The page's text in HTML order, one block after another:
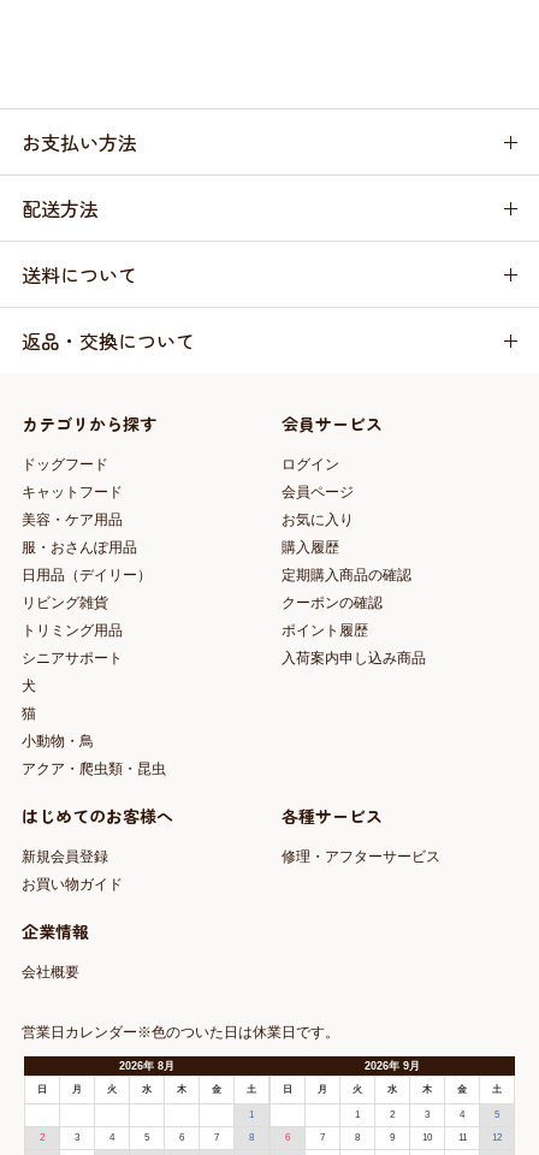
お支払い方法
配送方法
送料について
返品・交換について
カテゴリから探す
ドッグフード
キャットフード
美容・ケア用品
服・おさんぽ用品
日用品（デイリー）
リビング雑貨
トリミング用品
シニアサポート
犬
猫
小動物・鳥
アクア・爬虫類・昆虫
会員サービス
ログイン
会員ページ
お気に入り
購入履歴
定期購入商品の確認
クーポンの確認
ポイント履歴
入荷案内申し込み商品
はじめてのお客様へ
新規会員登録
お買い物ガイド
各種サービス
修理・アフターサービス
企業情報
会社概要
営業日カレンダー※色のついた日は休業日です。
2026年 8月
日 月 火 水 木 金 土
1
2 3 4 5 6 7 8
2026年9月
日 月 火 水 木 金 土
1 2 3 4 5
6 7 8 9 10 11 12